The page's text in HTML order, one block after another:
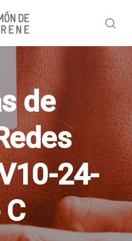
de
24-